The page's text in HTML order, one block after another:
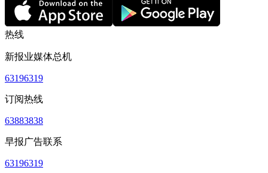
热线
新报业媒体总机
63196319
订阅热线
63883838
早报广告联系
63196319